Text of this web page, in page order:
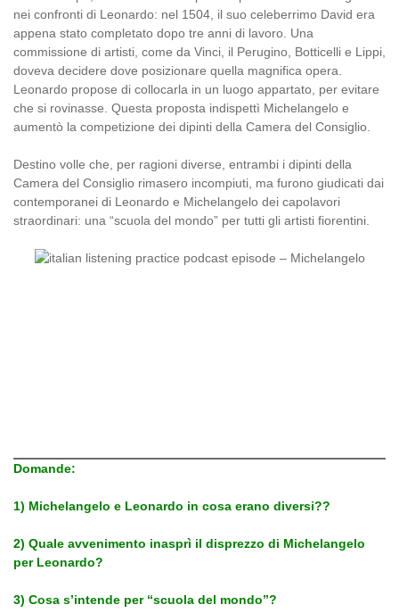
nei confronti di Leonardo: nel 1504, il suo celeberrimo David era
appena stato completato dopo tre anni di lavoro. Una
commissione di artisti, come da Vinci, il Perugino, Botticelli e Lippi,
doveva decidere dove posizionare quella magnifica opera.
Leonardo propose di collocarla in un luogo appartato, per evitare
che si rovinasse. Questa proposta indispettì Michelangelo e
aumentò la competizione dei dipinti della Camera del Consiglio.
Destino volle che, per ragioni diverse, entrambi i dipinti della
Camera del Consiglio rimasero incompiuti, ma furono giudicati dai
contemporanei di Leonardo e Michelangelo dei capolavori
straordinari: una “scuola del mondo” per tutti gli artisti fiorentini.
Domande:
1) Michelangelo e Leonardo in cosa erano diversi??
2) Quale avvenimento inasprì il disprezzo di Michelangelo
per Leonardo?
3) Cosa s’intende per “scuola del mondo”?